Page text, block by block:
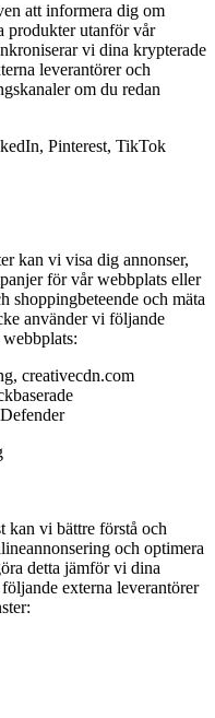
att informera dig om
produkter utanför vår
vi dina krypterade
leverantörer och
om du redan
Pinterest, TikTok
kan vi visa dig annonser,
för vår webbplats eller
shoppingbeteende och mäta
använder vi följande
creativecdn.com
kan vi bättre förstå och
och optimera
detta jämför vi dina
externa leverantörer